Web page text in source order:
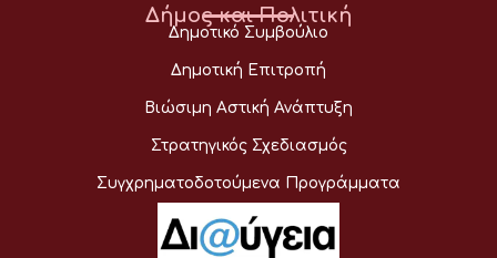
Δήμος και Πολιτική
Δημοτικό Συμβούλιο
Δημοτική Επιτροπή
Βιώσιμη Αστική Ανάπτυξη
Στρατηγικός Σχεδιασμός
Συγχρηματοδοτούμενα Προγράμματα